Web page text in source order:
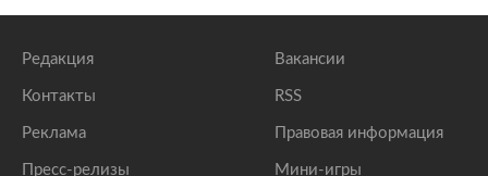
Редакция
Контакты
Реклама
Пресс-релизы
Вакансии
RSS
Правовая информация
Мини-игры